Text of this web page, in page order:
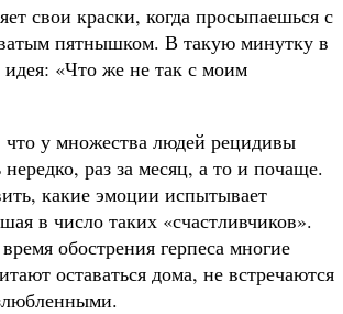
свои краски, когда просыпаешься с
пятнышком. В такую минутку в
идея: «Что же не так с моим
что у множества людей рецидивы
раз за месяц, а то и почаще.
какие эмоции испытывает
в число таких «счастливчиков».
обострения герпеса многие
оставаться дома, не встречаются